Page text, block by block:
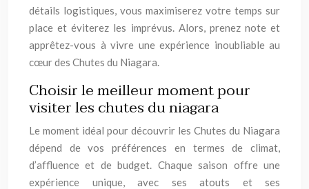
détails logistiques, vous maximiserez votre temps sur
place et éviterez les imprévus. Alors, prenez note et
apprêtez-vous à vivre une expérience inoubliable au
cœur des Chutes du Niagara.
Choisir le meilleur moment pour
visiter les chutes du niagara
Le moment idéal pour découvrir les Chutes du Niagara
dépend de vos préférences en termes de climat,
d’affluence et de budget. Chaque saison offre une
expérience unique, avec ses atouts et ses